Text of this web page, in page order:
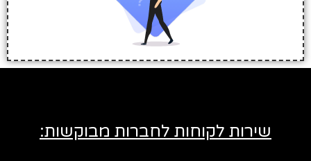
שירות לקוחות לחברות מבוקשות: